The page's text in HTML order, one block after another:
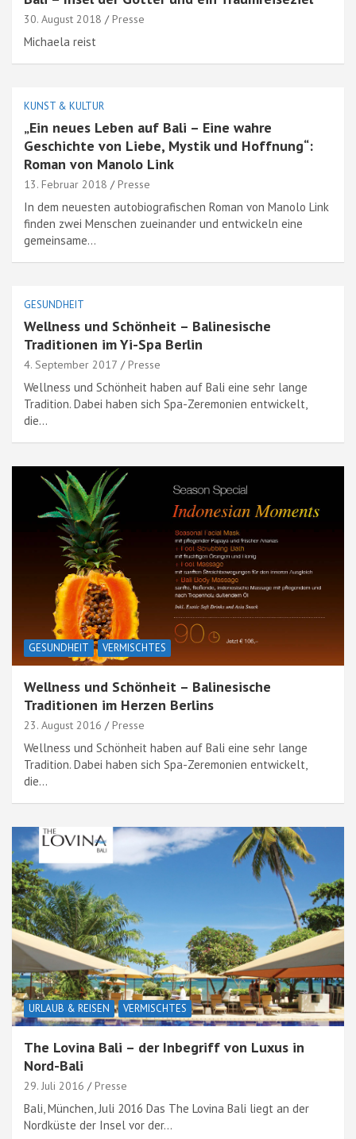
30. August 2018 Presse
Michaela reist
KUNST & KULTUR
„Ein neues Leben auf Bali – Eine wahre
Geschichte von Liebe, Mystik und Hoffnung“:
Roman von Manolo Link
13. Februar 2018 Presse
In dem neuesten autobiografischen Roman von Manolo Link
finden zwei Menschen zueinander und entwickeln eine
gemeinsame…
GESUNDHEIT
Wellness und Schönheit – Balinesische
Traditionen im Yi-Spa Berlin
4. September 2017 Presse
Wellness und Schönheit haben auf Bali eine sehr lange
Tradition. Dabei haben sich Spa-Zeremonien entwickelt,
die…
GESUNDHEIT VERMISCHTES
Wellness und Schönheit – Balinesische
Traditionen im Herzen Berlins
23. August 2016 Presse
Wellness und Schönheit haben auf Bali eine sehr lange
Tradition. Dabei haben sich Spa-Zeremonien entwickelt,
die…
URLAUB & REISEN VERMISCHTES
The Lovina Bali – der Inbegriff von Luxus in
Nord-Bali
29. Juli 2016 Presse
Bali, München, Juli 2016 Das The Lovina Bali liegt an der
Nordküste der Insel vor der…